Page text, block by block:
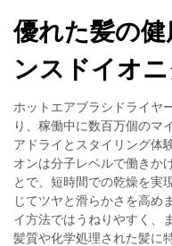
優れた髪の
ンスドイオ
ホットエアブラシドライヤ
り、稼働中に数百万個のマ
アドライとスタイリング体
オンは分子レベルで働きか
とで、短時間での乾燥を実
じてツヤと滑らかさを高め
イ方法ではうねりやすく、
髪質や化学処理された髪に